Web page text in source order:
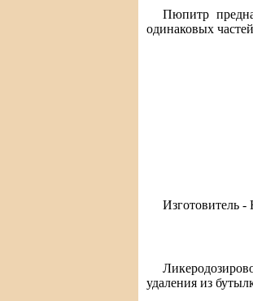
Пюпитр
одинаковых
Изготовитель
удаления из